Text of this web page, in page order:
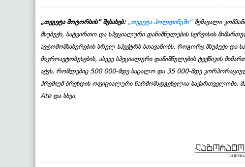
„თეგეტა მოტორსის“ შესახებ: „თეგეტა ჰოლდინგში“შემავალი
მსუბუქი, სატვირთო და სპეციალური დანიშნულების სერვისის
ავტომომსახურების სრულ სპექტრს სთავაზობს, როგორც მსუბუქი და
მიკროავტობუსების, ასევე სპეციალური დანიშნულების ტექნიკის
აქვს, რომლებიც 500 000-მდე საცალო და 35 000-მდე
პრემიუმ ბრენდის ოფიციალური წარმომადგენელია
Ate და სხვა.